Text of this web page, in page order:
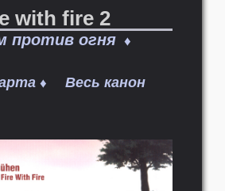
with fire 2
против огня ♦
♦ Весь канон